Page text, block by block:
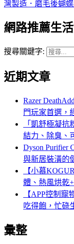
灣製造．磨毛後蝴
網路推薦生
搜尋關鍵字:
近期文章
Razer
門玩家首選，
「凱舒極凝
結力、除臭、
Dyson Purifier
與新居裝潢的
【小慕
體、熱風烘乾
【APP控制
吃得飽，忙碌
彙整